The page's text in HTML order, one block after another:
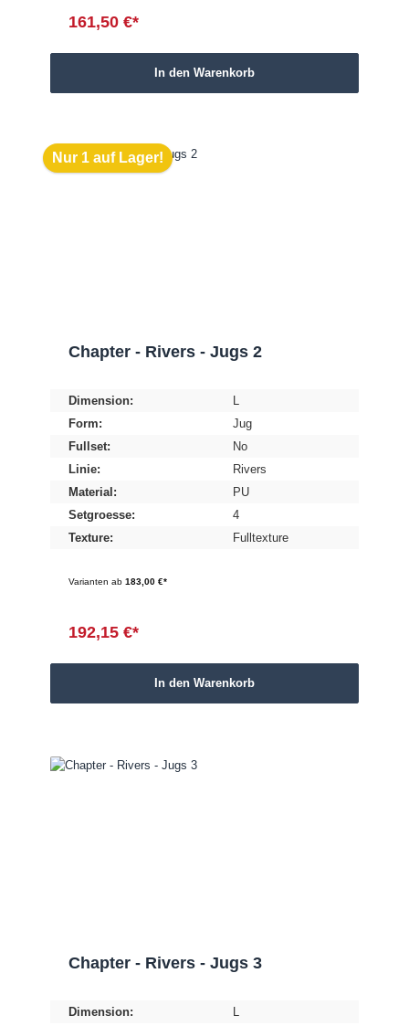
161,50 €*
In den Warenkorb
Nur 1 auf Lager!
Chapter - Rivers - Jugs 2
Dimension:
L
Form:
Jug
Fullset:
No
Linie:
Rivers
Material:
PU
Setgroesse:
4
Texture:
Fulltexture
Varianten ab183,00 €*
192,15 €*
In den Warenkorb
Chapter - Rivers - Jugs 3
Dimension:
L